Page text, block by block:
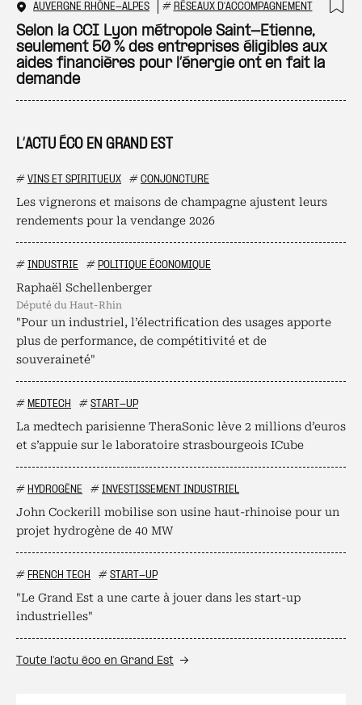
L’ACTU ÉCO EN GRAND EST
# VINS ET SPIRITUEUX # CONJONCTURE
Les vignerons et maisons de champagne ajustent leurs
rendements pour la vendange 2026
# INDUSTRIE # POLITIQUE ÉCONOMIQUE
Raphaël Schellenberger
député du Haut-Rhin
"Pour un industriel, l’électrification des usages apporte
plus de performance, de compétitivité et de
souveraineté"
# MEDTECH # START-UP
La medtech parisienne TheraSonic lève 2 millions d’euros
et s’appuie sur le laboratoire strasbourgeois ICube
# HYDROGÈNE # INVESTISSEMENT INDUSTRIEL
John Cockerill mobilise son usine haut-rhinoise pour un
projet hydrogène de 40 MW
# FRENCH TECH # START-UP
"Le Grand Est a une carte à jouer dans les start-up
industrielles"
Toute l’actu éco en Grand Est
AUVERGNE RHÔNE-ALPES # RÉSEAUX D'ACCOMPAGNEMENT
Selon la CCI Lyon métropole Saint-Etienne,
seulement 50 % des entreprises éligibles aux
aides financières pour l’énergie ont en fait la
demande